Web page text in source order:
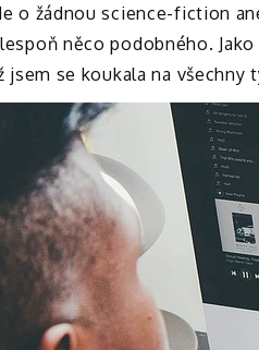
o žádnou science-fiction
něco podobného.
jsem se koukala na všechny